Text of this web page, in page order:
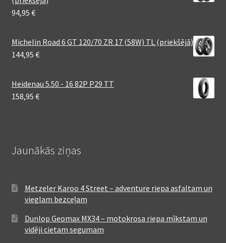
94,95 €
Michelin Road 6 GT 120/70 ZR 17 (58W) TL (priekšējā)
144,95 €
Heidenau 5.50 - 16 82P P29 TT
158,95 €
Jaunākās ziņas
Metzeler Karoo 4 Street – adventure riepa asfaltam un
vieglam bezceļam
Dunlop Geomax MX34 – motokrosa riepa mīkstam un
vidēji cietam segumam